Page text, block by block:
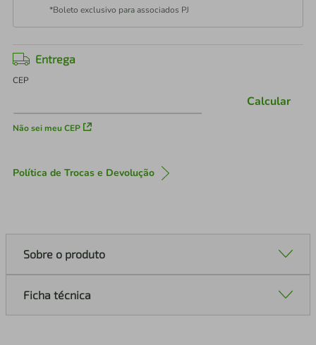
*Boleto exclusivo para associados PJ
Entrega
CEP
Não sei meu CEP
Calcular
Política de Trocas e Devolução
Sobre o produto
Ficha técnica